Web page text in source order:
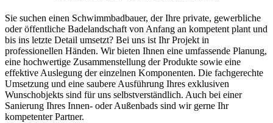
Sie suchen einen Schwimmbadbauer, der Ihre private, gewerbliche
oder öffentliche Badelandschaft von Anfang an kompetent plant und
bis ins letzte Detail umsetzt? Bei uns ist Ihr Projekt in
professionellen Händen. Wir bieten Ihnen eine umfassende Planung,
eine hochwertige Zusammenstellung der Produkte sowie eine
effektive Auslegung der einzelnen Komponenten. Die fachgerechte
Umsetzung und eine saubere Ausführung Ihres exklusiven
Wunschobjekts sind für uns selbstverständlich. Auch bei einer
Sanierung Ihres Innen- oder Außenbads sind wir gerne Ihr
kompetenter Partner.